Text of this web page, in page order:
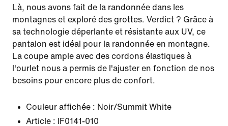
Là, nous avons fait de la randonnée dans les
montagnes et exploré des grottes. Verdict ? Grâce à
sa technologie déperlante et résistante aux UV, ce
pantalon est idéal pour la randonnée en montagne.
La coupe ample avec des cordons élastiques à
l'ourlet nous a permis de l'ajuster en fonction de nos
besoins pour encore plus de confort.
Couleur affichée : Noir/Summit White
Article :
IF0141-010